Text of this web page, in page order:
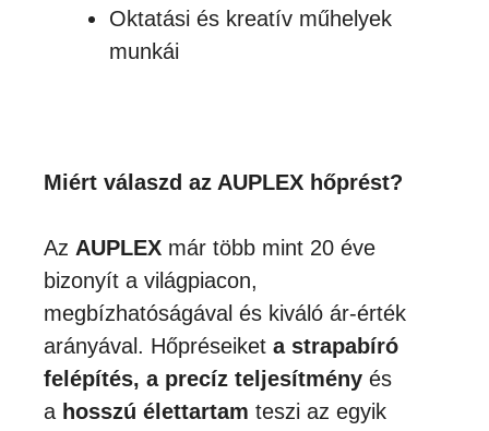
Oktatási és kreatív műhelyek
munkái
Miért válaszd az AUPLEX hőprést?
Az AUPLEX már több mint 20 éve
bizonyít a világpiacon,
megbízhatóságával és kiváló ár-érték
arányával. Hőpréseiket a strapabíró
felépítés, a precíz teljesítmény és
a hosszú élettartam teszi az egyik